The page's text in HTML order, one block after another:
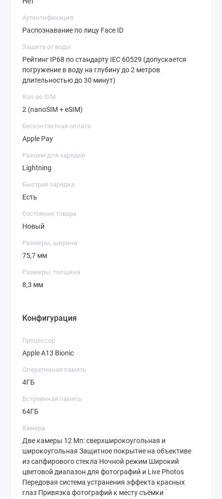
Аутентификация
Распознавание по лицу Face ID
Защита от воды
Рейтинг IP68 по стандарту IEC 60529 (допускается
погружение в воду на глубину до 2 метров
длительностью до 30 минут)
Кол-во SIM
2 (nanoSIM + eSIM)
Бесконтактная оплата
Apple Pay
Разъем для зарядки
Lightning
Быстрая зарядка
Есть
Состояние товара
Новый
Размеры, ширина
75,7 мм
Размеры, толщина
8,3 мм
Конфигурация
Процессор
Apple A13 Bionic
Оперативная память
4ГБ
Встроенная память
64ГБ
Камера
Две камеры 12 Мп: сверхширокоугольная и
широкоугольная Защитное покрытие на объективе
из сапфирового стекла Ночной режим Широкий
цветовой диапазон для фотографий и Live Photos
Передовая система устранения эффекта красных
глаз Привязка фотографий к месту съёмки